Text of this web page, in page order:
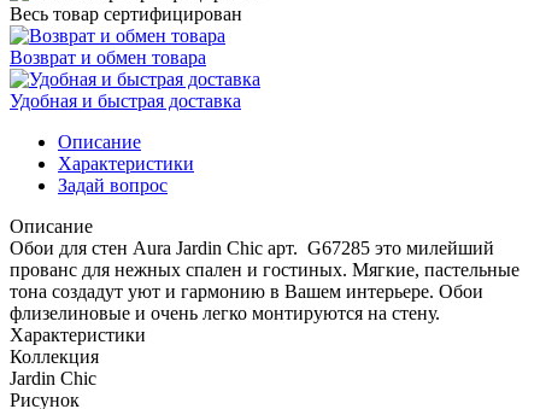
Весь товар сертифицирован
Возврат и обмен товара
Удобная и быстрая доставка
Описание
Характеристики
Задай вопрос
Описание
Обои для стен Aura Jardin Chic арт. G67285 это милейший
прованс для нежных спален и гостиных. Мягкие, пастельные
тона создадут уют и гармонию в Вашем интерьере. Обои
флизелиновые и очень легко монтируются на стену.
Характеристики
Коллекция
Jardin Chic
Рисунок